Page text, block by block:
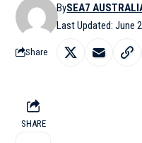
Last Updated: June
BySEA7
Share
SHARE